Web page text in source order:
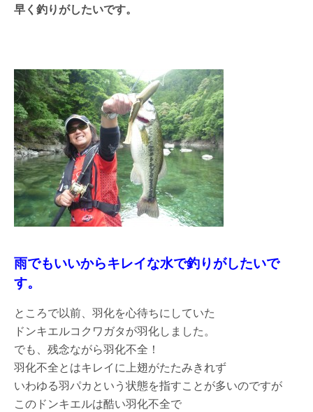
早く釣りがしたいです。
雨でもいいからキレイな水で釣りがしたいで
す。
ところで以前、羽化を心待ちにしていた
ドンキエルコクワガタが羽化しました。
でも、残念ながら羽化不全！
羽化不全とはキレイに上翅がたたみきれず
いわゆる羽パカという状態を指すことが多いのですが
このドンキエルは酷い羽化不全で